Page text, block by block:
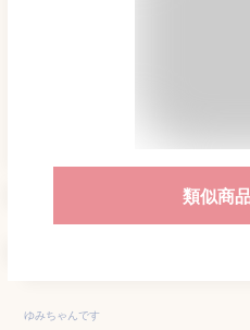
類似商
ゆみちゃんです